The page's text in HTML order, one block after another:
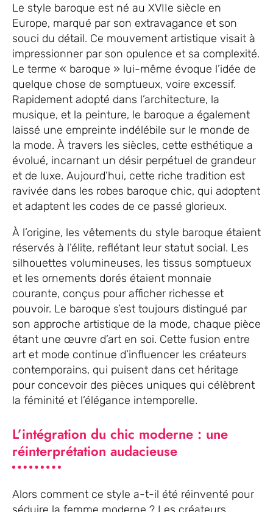
Le style baroque est né au XVIIe siècle en
Europe, marqué par son extravagance et son
souci du détail. Ce mouvement artistique visait à
impressionner par son opulence et sa complexité.
Le terme « baroque » lui-même évoque l’idée de
quelque chose de somptueux, voire excessif.
Rapidement adopté dans l’architecture, la
musique, et la peinture, le baroque a également
laissé une empreinte indélébile sur le monde de
la mode. À travers les siècles, cette esthétique a
évolué, incarnant un désir perpétuel de grandeur
et de luxe. Aujourd’hui, cette riche tradition est
ravivée dans les robes baroque chic, qui adoptent
et adaptent les codes de ce passé glorieux.
À l’origine, les vêtements du style baroque étaient
réservés à l’élite, reflétant leur statut social. Les
silhouettes volumineuses, les tissus somptueux
et les ornements dorés étaient monnaie
courante, conçus pour afficher richesse et
pouvoir. Le baroque s’est toujours distingué par
son approche artistique de la mode, chaque pièce
étant une œuvre d’art en soi. Cette fusion entre
art et mode continue d’influencer les créateurs
contemporains, qui puisent dans cet héritage
pour concevoir des pièces uniques qui célèbrent
la féminité et l’élégance intemporelle.
L’intégration du chic moderne : une
réinterprétation audacieuse
Alors comment ce style a-t-il été réinventé pour